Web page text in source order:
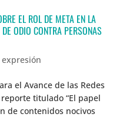
EL ROL DE META EN LA
ODIO CONTRA PERSONAS
el Avance de las Redes
titulado “El papel
de contenidos nocivos